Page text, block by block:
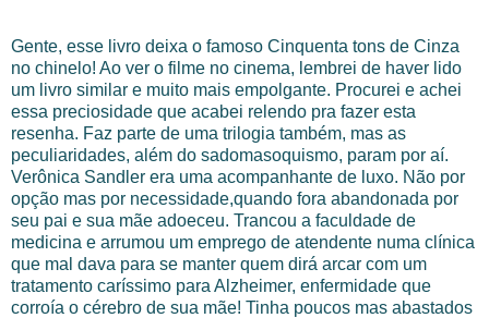
Gente, esse livro deixa o famoso Cinquenta tons de Cinza
no chinelo! Ao ver o filme no cinema, lembrei de haver lido
um livro similar e muito mais empolgante. Procurei e achei
essa preciosidade que acabei relendo pra fazer esta
resenha. Faz parte de uma trilogia também, mas as
peculiaridades, além do sadomasoquismo, param por aí.
Verônica Sandler era uma acompanhante de luxo. Não por
opção mas por necessidade,quando fora abandonada por
seu pai e sua mãe adoeceu. Trancou a faculdade de
medicina e arrumou um emprego de atendente numa clínica
que mal dava para se manter quem dirá arcar com um
tratamento caríssimo para Alzheimer, enfermidade que
corroía o cérebro de sua mãe! Tinha poucos mas abastados